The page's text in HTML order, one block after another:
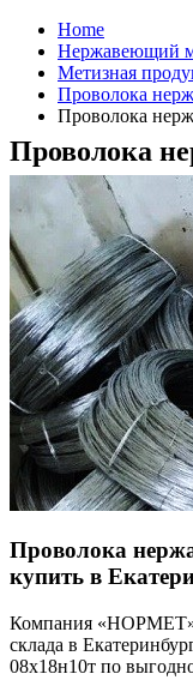
Home
Нержавеющий
Метизная
Проволока
Проволока
Проволока
Проволока
купить в
Компания «НОРМЕТ»
склада в
08х18н10т по